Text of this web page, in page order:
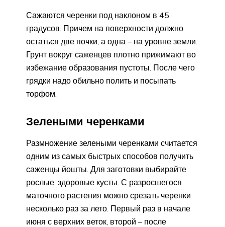
Сажаются черенки под наклоном в 45
градусов. Причем на поверхности должно
остаться две почки, а одна – на уровне земли.
Грунт вокруг саженцев плотно прижимают во
избежание образования пустоты. После чего
грядки надо обильно полить и посыпать
торфом.
Зелеными черенками
Размножение зелеными черенками считается
одним из самых быстрых способов получить
саженцы йошты. Для заготовки выбирайте
рослые, здоровые кусты. С разросшегося
маточного растения можно срезать черенки
несколько раз за лето. Первый раз в начале
июня с верхних веток, второй – после